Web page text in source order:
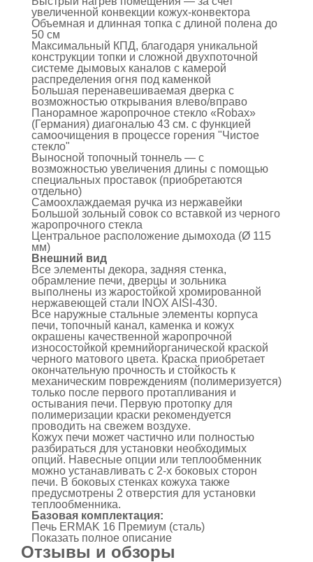
увеличенной конвекции кожух-конвектора
Объемная и длинная топка с длиной полена до
50 см
Максимальный КПД, благодаря уникальной
конструкции топки и сложной двухпоточной
системе дымовых каналов с камерой
распределения огня под каменкой
Большая перенавешиваемая дверка с
возможностью открывания влево/вправо
Панорамное жаропрочное стекло «Robax»
(Германия) диагональю 43 см. с функцией
самоочищения в процессе горения "Чистое
стекло"
Выносной топочный тоннель — с
возможностью увеличения длины с помощью
специальных проставок (приобретаются
отдельно)
Самоохлаждаемая ручка из нержавейки
Большой зольный совок со вставкой из черного
жаропрочного стекла
Центральное расположение дымохода (Ø 115
мм)
Внешний вид
Все элементы декора, задняя стенка,
обрамление печи, дверцы и зольника
выполнены из жаростойкой хромированной
нержавеющей стали INOX AISI-430.
Все наружные стальные элементы корпуса
печи, топочный канал, каменка и кожух
окрашены качественной жаропрочной
износостойкой кремнийорганической краской
черного матового цвета. Краска приобретает
окончательную прочность и стойкость к
механическим повреждениям (полимеризуется)
только после первого протапливания и
остывания печи. Первую протопку для
полимеризации краски рекомендуется
проводить на свежем воздухе.
Кожух печи может частично или полностью
разбираться для установки необходимых
опций. Навесные опции или теплообменник
можно устанавливать с 2-х боковых сторон
печи. В боковых стенках кожуха также
предусмотрены 2 отверстия для установки
теплообменника.
Базовая комплектация:
Печь ERMAK 16 Премиум (сталь)
Показать полное описание
Отзывы и обзоры